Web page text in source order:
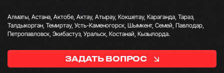
Алматы, Астана, Актобе, Актау, Атырау, Кокшетау, Караганда, Тараз,
Талдыкорган, Темиртау, Усть-Каменогорск, Шымкент, Семей, Павлодар,
Петропавловск, Экибастуз, Уральск, Костанай, Кызылорда.
ЗАДАТЬ ВОПРОС